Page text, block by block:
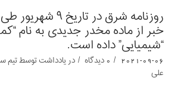
روزنامه شرق در تاریخ
خبر از ماده مخدر جدیدی به نام
“شیمیایی” داده است.
2021-09-06
/ 0 دیدگاه / دریادداشت‌‌‌‌‌‌‌توسطتیم
علی